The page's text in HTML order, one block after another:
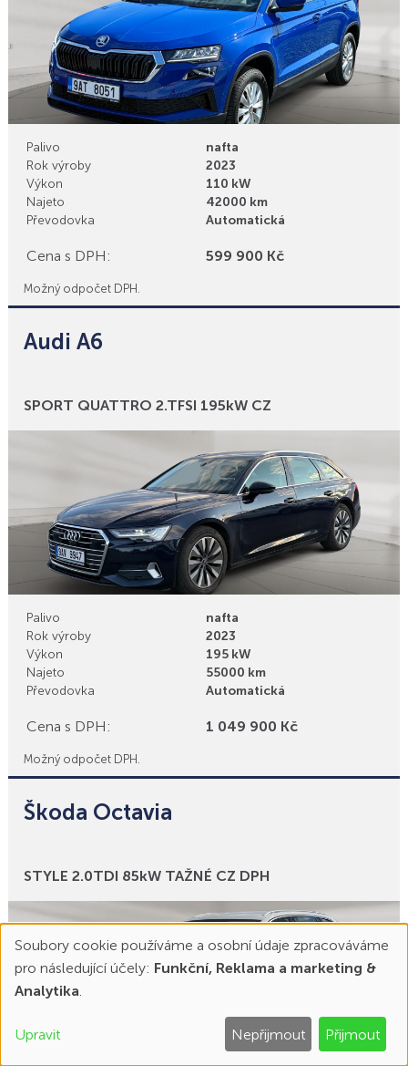
Palivo
nafta
Rok výroby
2023
Výkon
110 kW
Najeto
42000 km
Převodovka
Automatická
Cena s DPH: 599 900 Kč
Možný odpočet DPH.
Audi A6
Bonusy
SPORT QUATTRO 2.TFSI 195kW CZ
Palivo
nafta
Rok výroby
2023
Výkon
195 kW
Najeto
55000 km
Převodovka
Automatická
Cena s DPH: 1 049 900 Kč
Možný odpočet DPH.
Škoda Octavia
Bonusy
STYLE 2.0TDI 85kW TAŽNÉ CZ DPH
Používání
osobních
Soubory cookie používáme a osobní údaje zpracováváme
pro následující účely: Funkční, Reklama a marketing &
Analytika.
Upravit Nepřijmout Přijmout